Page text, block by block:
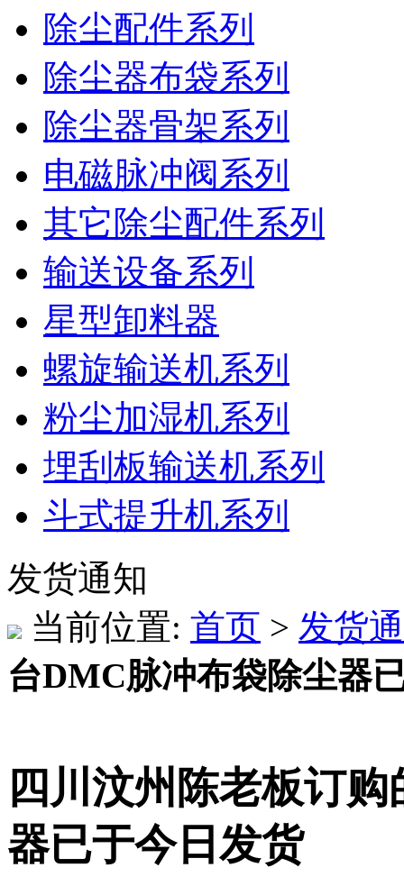
除尘配件系列
除尘器布袋系列
除尘器骨架系列
电磁脉冲阀系列
其它除尘配件系列
输送设备系列
星型卸料器
螺旋输送机系列
粉尘加湿机系列
埋刮板输送机系列
斗式提升机系列
发货通知
当前位置: 首页 > 发货
台DMC脉冲布袋除尘器
四川汶州陈老板订
器已于今日发货